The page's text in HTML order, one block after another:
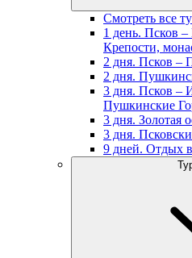
Смотреть все
1 день. Псков
Крепости,
2 дня. Псков –
2 дня.
3 дня. Псков –
Пушкинские
3 дня. Золотая
3 дня.
9 дней. Отдых